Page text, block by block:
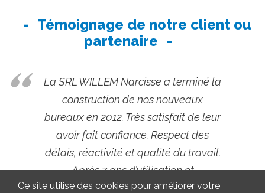
Témoignage de notre client ou
partenaire
La SRL WILLEM Narcisse a terminé la
construction de nos nouveaux
bureaux en 2012. Très satisfait de leur
avoir fait confiance. Respect des
délais, réactivité et qualité du travail.
Après 7 ans d’utilisation et
d’occupation, nous n’avons connu
Ce site utilise des cookies pour améliorer votre